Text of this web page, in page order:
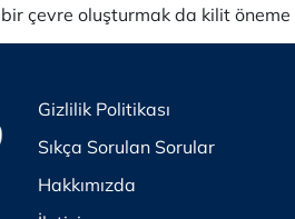
çevre oluşturmak da kilit
Gizlilik Politikası
Sıkça Sorulan Sorular
Hakkımızda